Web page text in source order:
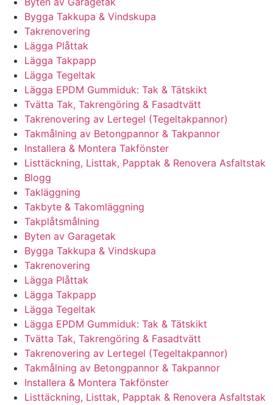
Bygga Takkupa & Vindskupa
Takrenovering
Lägga Plåttak
Lägga Takpapp
Lägga Tegeltak
Lägga EPDM Gummiduk: Tak & Tätskikt
Tvätta Tak, Takrengöring & Fasadtvätt
Takrenovering av Lertegel (Tegeltakpannor)
Takmålning av Betongpannor & Takpannor
Installera & Montera Takfönster
Listtäckning, Listtak, Papptak & Renovera Asfaltstak
Blogg
Takläggning
Takbyte & Takomläggning
Takplåtsmålning
Byten av Garagetak
Bygga Takkupa & Vindskupa
Takrenovering
Lägga Plåttak
Lägga Takpapp
Lägga Tegeltak
Lägga EPDM Gummiduk: Tak & Tätskikt
Tvätta Tak, Takrengöring & Fasadtvätt
Takrenovering av Lertegel (Tegeltakpannor)
Takmålning av Betongpannor & Takpannor
Installera & Montera Takfönster
Listtäckning, Listtak, Papptak & Renovera Asfaltstak